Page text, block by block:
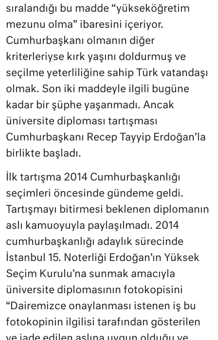
sıralandığı bu madde “yükseköğretim
mezunu olma” ibaresini içeriyor.
Cumhurbaşkanı olmanın diğer
kriterleriyse kırk yaşını doldurmuş ve
seçilme yeterliliğine sahip Türk vatandaşı
olmak. Son iki maddeyle ilgili bugüne
kadar bir şüphe yaşanmadı. Ancak
üniversite diploması tartışması
Cumhurbaşkanı Recep Tayyip Erdoğan’la
birlikte başladı.
İlk tartışma 2014 Cumhurbaşkanlığı
seçimleri öncesinde gündeme geldi.
Tartışmayı bitirmesi beklenen diplomanın
aslı kamuoyuyla paylaşılmadı. 2014
cumhurbaşkanlığı adaylık sürecinde
İstanbul 15. Noterliği Erdoğan’ın Yüksek
Seçim Kurulu’na sunmak amacıyla
üniversite diplomasının fotokopisini
“Dairemizce onaylanması istenen iş bu
fotokopinin ilgilisi tarafından gösterilen